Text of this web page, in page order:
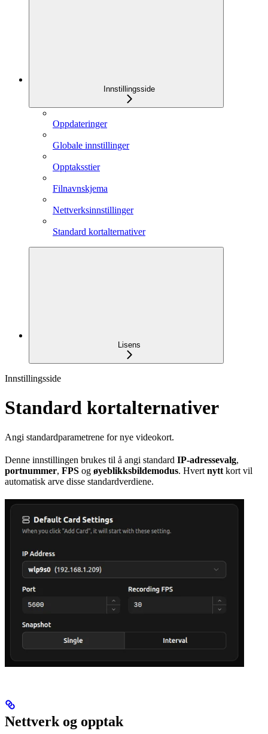
Innstillingsside
Oppdateringer
Globale innstillinger
Opptaksstier
Filnavnskjema
Nettverksinnstillinger
Standard kortalternativer
Lisens
Innstillingsside
Standard kortalternativer
Angi standardparametrene for nye videokort.
Denne innstillingen brukes til å angi standard IP-adressevalg,
portnummer, FPS og øyeblikksbildemodus. Hvert nytt kort vil
automatisk arve disse standardverdiene.
Nettverk og opptak